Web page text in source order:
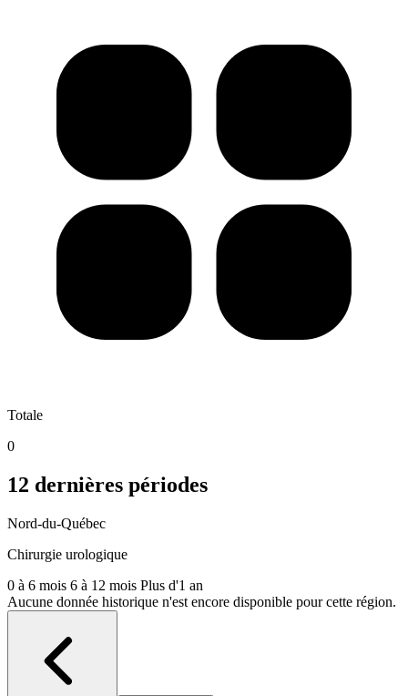
Totale
0
12 dernières périodes
Nord-du-Québec
Chirurgie urologique
0 à 6 mois 6 à 12 mois Plus d'1 an
Aucune donnée historique n'est encore disponible pour cette région.